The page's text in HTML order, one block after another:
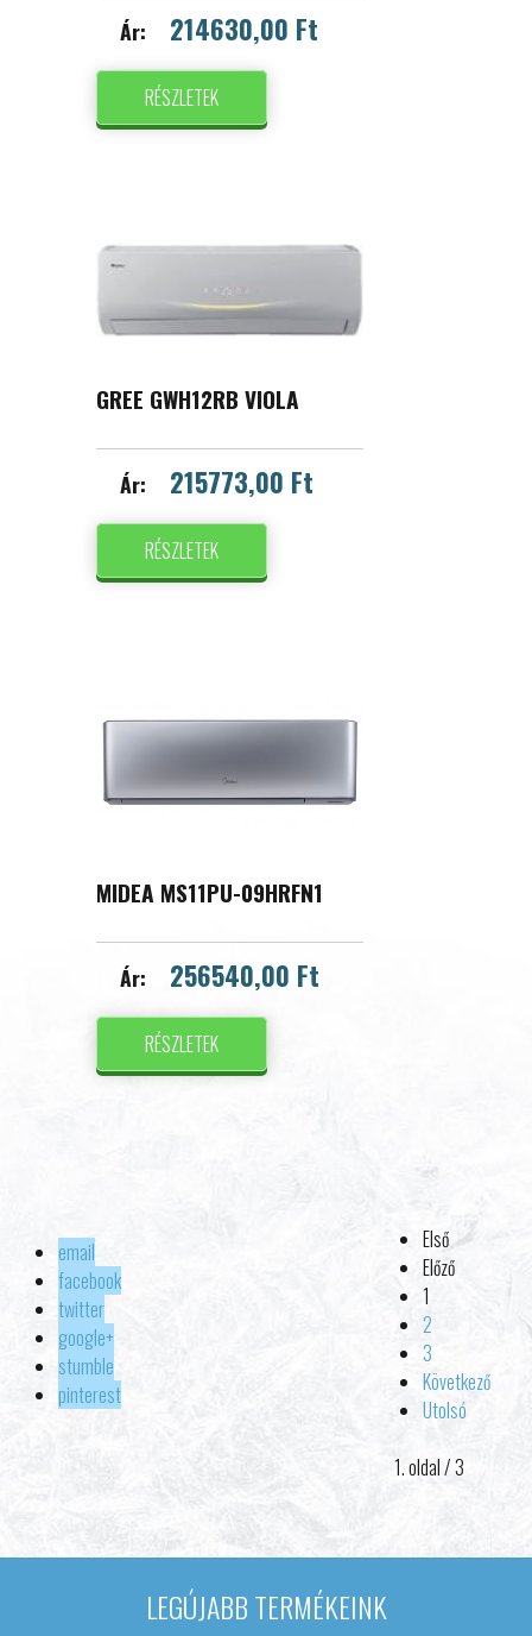
Ár: 214630,00 Ft
RÉSZLETEK
GREE GWH12RB VIOLA
Ár: 215773,00 Ft
RÉSZLETEK
MIDEA MS11PU-09HRFN1
Ár: 256540,00 Ft
RÉSZLETEK
Első
Előző
1
2
3
Következő
Utolsó
1. oldal / 3
email
facebook
twitter
google+
stumble
pinterest
LEGÚJABB TERMÉKEINK